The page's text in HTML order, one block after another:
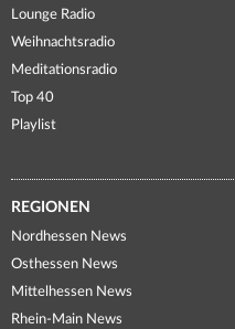
Lounge Radio
Weihnachtsradio
Meditationsradio
Top 40
Playlist
REGIONEN
Nordhessen News
Osthessen News
Mittelhessen News
Rhein-Main News